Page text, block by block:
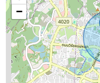
−